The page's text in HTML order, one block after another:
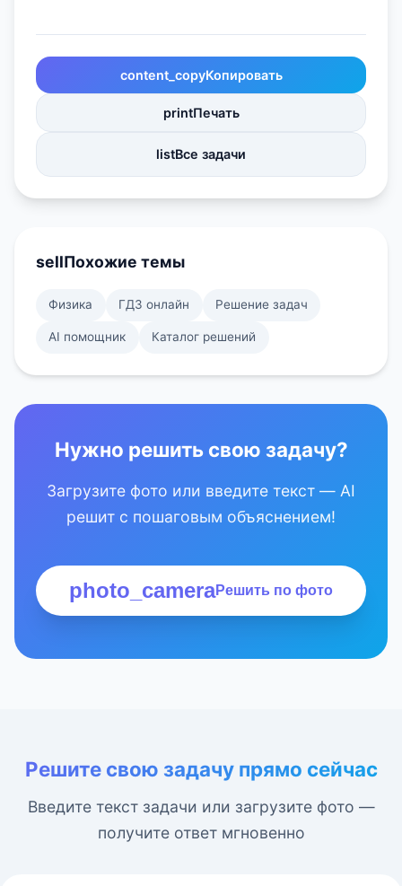
content_copyКопировать
printПечать
listВсе задачи
sellПохожие темы
Физика ГДЗ онлайн Решение задач
AI помощник Каталог решений
Нужно решить свою задачу?
Загрузите фото или введите текст — AI
решит с пошаговым объяснением!
photo_cameraРешить по фото
Решите свою задачу прямо сейчас
Введите текст задачи или загрузите фото —
получите ответ мгновенно